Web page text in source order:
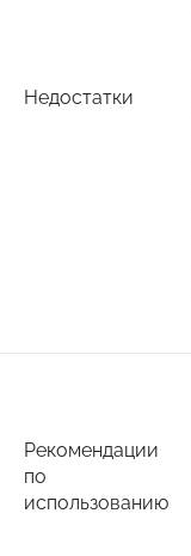
Недостатки
Рекомендации
по
использованию